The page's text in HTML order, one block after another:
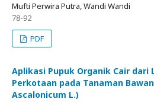
Mufti Perwira Putra, Wandi Wandi
78-92
PDF
Aplikasi Pupuk Organik Cair dari
Perkotaan pada Tanaman
Ascalonicum L.)